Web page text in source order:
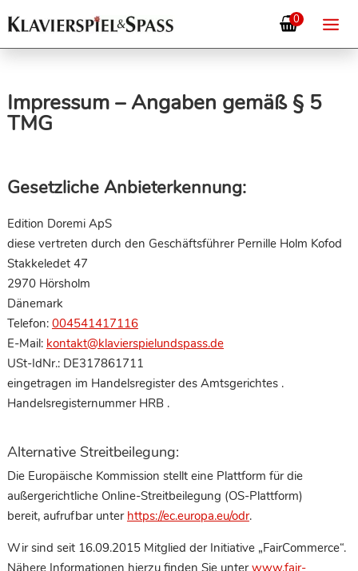
0
Impressum – Angaben gemäß § 5
TMG
Gesetzliche Anbieterkennung:
Edition Doremi ApS
diese vertreten durch den Geschäftsführer Pernille Holm Kofod
Stakkeledet 47
2970 Hörsholm
Dänemark
Telefon: 004541417116
E-Mail: kontakt@klavierspielundspass.de
USt-IdNr.: DE317861711
eingetragen im Handelsregister des Amtsgerichtes .
Handelsregisternummer HRB .
Alternative Streitbeilegung:
Die Europäische Kommission stellt eine Plattform für die
außergerichtliche Online-Streitbeilegung (OS-Plattform)
bereit, aufrufbar unter https://ec.europa.eu/odr.
Wir sind seit 16.09.2015 Mitglied der Initiative „FairCommerce“.